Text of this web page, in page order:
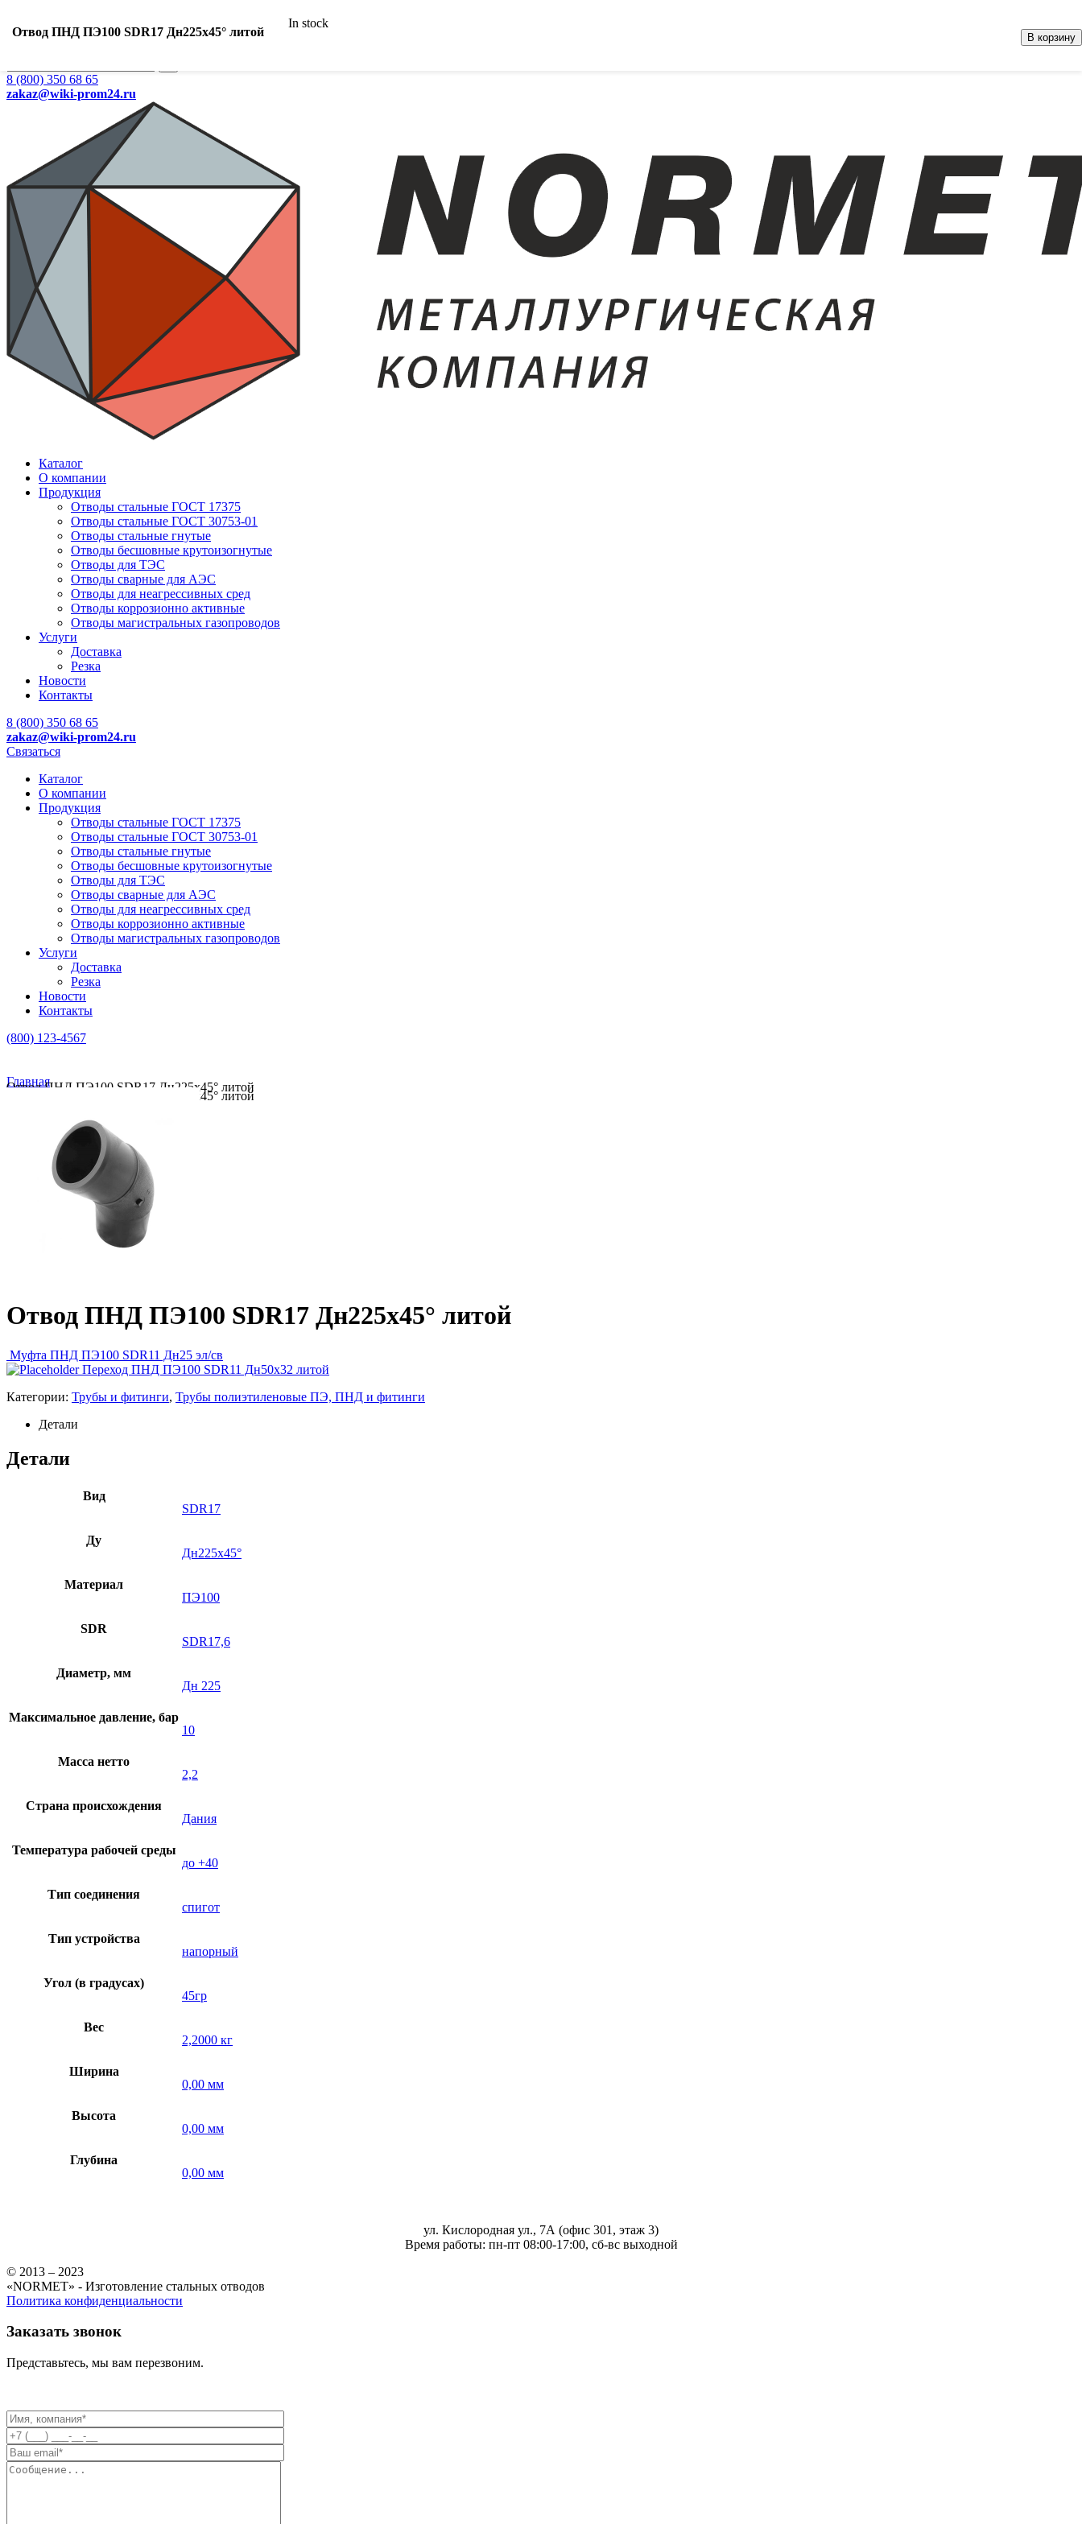
Екатеринбург
8 (800) 350 68 65
zakaz@wiki-prom24.ru
Каталог
О компании
Продукция
Отводы стальные ГОСТ 17375
Отводы стальные ГОСТ 30753-01
Отводы стальные гнутые
Отводы бесшовные крутоизогнутые
Отводы для ТЭС
Отводы сварные для АЭС
Отводы для неагрессивных сред
Отводы коррозионно активные
Отводы магистральных газопроводов
Услуги
Доставка
Резка
Новости
Контакты
8 (800) 350 68 65
zakaz@wiki-prom24.ru
Связаться
Каталог
О компании
Продукция
Отводы стальные ГОСТ 17375
Отводы стальные ГОСТ 30753-01
Отводы стальные гнутые
Отводы бесшовные крутоизогнутые
Отводы для ТЭС
Отводы сварные для АЭС
Отводы для неагрессивных сред
Отводы коррозионно активные
Отводы магистральных газопроводов
Услуги
Доставка
Резка
Новости
Контакты
(800) 123-4567
Главная
Отвод ПНД ПЭ100 SDR17 Дн225х45° литой
Отвод ПНД ПЭ100 SDR17 Дн225х45° литой
Отвод ПНД ПЭ100 SDR17 Дн225х45° литой
Муфта ПНД ПЭ100 SDR11 Дн25 эл/св
Переход ПНД ПЭ100 SDR11 Дн50х32 литой
Отвод ПНД ПЭ100 SDR17 Дн225х45° литой
In stock
В корзину
Категории: Трубы и фитинги, Трубы полиэтиленовые ПЭ, ПНД и фитинги
Детали
Детали
Вид
SDR17
Ду
Дн225х45°
Материал
ПЭ100
SDR
SDR17,6
Диаметр, мм
Дн 225
Максимальное давление, бар
10
Масса нетто
2,2
Страна происхождения
Дания
Температура рабочей среды
до +40
Тип соединения
спигот
Тип устройства
напорный
Угол (в градусах)
45гр
Вес
2,2000 кг
Ширина
0,00 мм
Высота
0,00 мм
Глубина
0,00 мм
ул. Кислородная ул., 7А (офис 301, этаж 3)
Время работы: пн-пт 08:00-17:00, сб-вс выходной
© 2013 – 2023
«NORMET» - Изготовление стальных отводов
Политика конфиденциальности
Заказать звонок
Представьтесь, мы вам перезвоним.